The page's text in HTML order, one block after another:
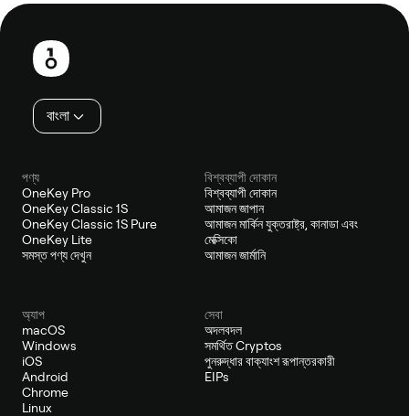
পাদলেখ
বাংলা
পণ্য
OneKey Pro
OneKey Classic 1S
OneKey Classic 1S Pure
OneKey Lite
সমস্ত পণ্য দেখুন
বিশ্বব্যাপী দোকান
বিশ্বব্যাপী দোকান
আমাজন জাপান
আমাজন মার্কিন যুক্তরাষ্ট্র, কানাডা এবং
মেক্সিকো
আমাজন জার্মানি
অ্যাপ
macOS
Windows
iOS
Android
Chrome
Linux
সেবা
অদলবদল
সমর্থিত Cryptos
পুনরুদ্ধার বাক্যাংশ রূপান্তরকারী
EIPs